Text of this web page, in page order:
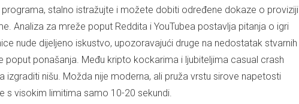
stalno istražujte i možete dobiti određene dokaze o proviziji
Analiza za mreže poput Reddita i YouTubea postavlja pitanja o igri
nude dijeljeno iskustvo, upozoravajući druge na nedostatak stvarnih
poput ponašanja. Među kripto kockarima i ljubiteljima casual crash
izgraditi nišu. Možda nije moderna, ali pruža vrstu sirove napetosti
s visokim limitima samo 10-20 sekundi.